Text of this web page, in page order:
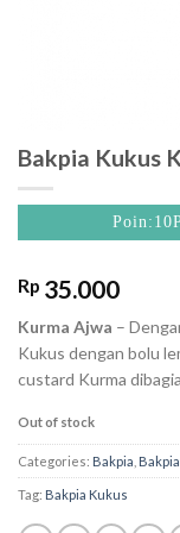
Bakpia Kukus
Rp 35.000
Kurma Ajwa –
Kukus dengan bolu
custard Kurma
Out of stock
Categories: Bakpia
Tag: Bakpia Kukus